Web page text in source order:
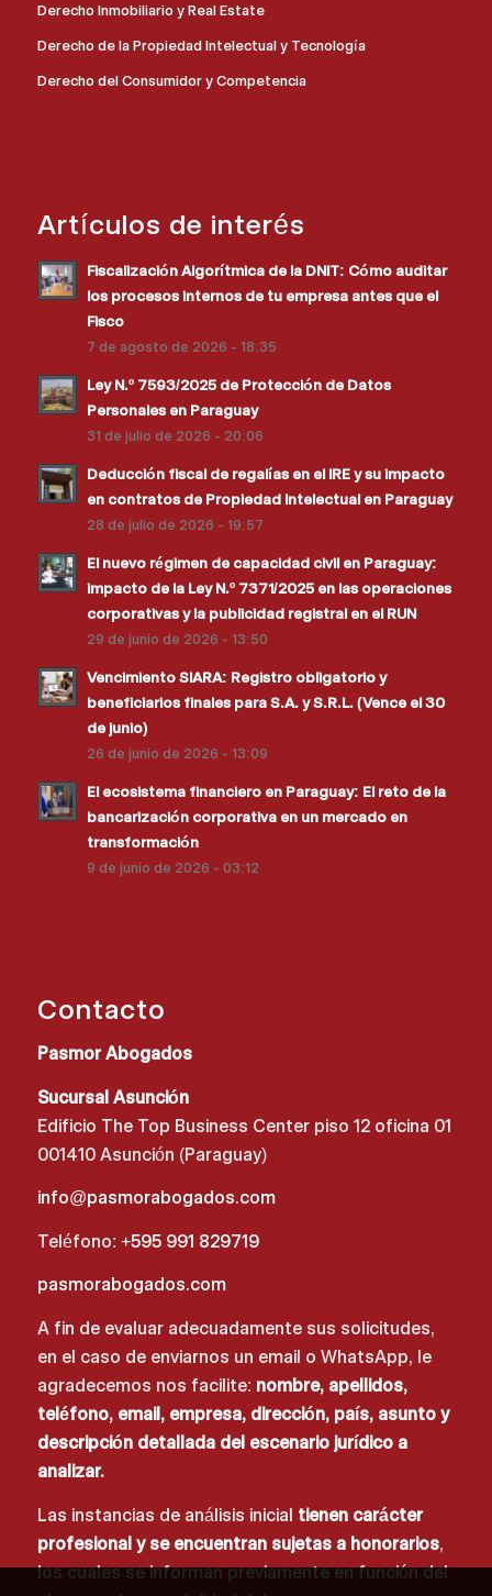
Derecho Inmobiliario y Real Estate
Derecho de la Propiedad Intelectual y Tecnología
Derecho del Consumidor y Competencia
Artículos de interés
Fiscalización Algorítmica de la DNIT: Cómo auditar
los procesos internos de tu empresa antes que el
Fisco
7 de agosto de 2026 - 18:35
Ley N.º 7593/2025 de Protección de Datos
Personales en Paraguay
31 de julio de 2026 - 20:06
Deducción fiscal de regalías en el IRE y su impacto
en contratos de Propiedad Intelectual en Paraguay
28 de julio de 2026 - 19:57
El nuevo régimen de capacidad civil en Paraguay:
impacto de la Ley N.º 7371/2025 en las operaciones
corporativas y la publicidad registral en el RUN
29 de junio de 2026 - 13:50
Vencimiento SIARA: Registro obligatorio y
beneficiarios finales para S.A. y S.R.L. (Vence el 30
de junio)
26 de junio de 2026 - 13:09
El ecosistema financiero en Paraguay: El reto de la
bancarización corporativa en un mercado en
transformación
9 de junio de 2026 - 03:12
Contacto
Pasmor Abogados
Sucursal Asunción
Edificio The Top Business Center piso 12 oficina 01
001410 Asunción (Paraguay)
info@pasmorabogados.com
Teléfono: +595 991 829719
pasmorabogados.com
A fin de evaluar adecuadamente sus solicitudes,
en el caso de enviarnos un email o WhatsApp, le
agradecemos nos facilite: nombre, apellidos,
teléfono, email, empresa, dirección, país, asunto y
descripción detallada del escenario jurídico a
analizar.
Las instancias de análisis inicial tienen carácter
profesional y se encuentran sujetas a honorarios,
los cuales se informan previamente en función del